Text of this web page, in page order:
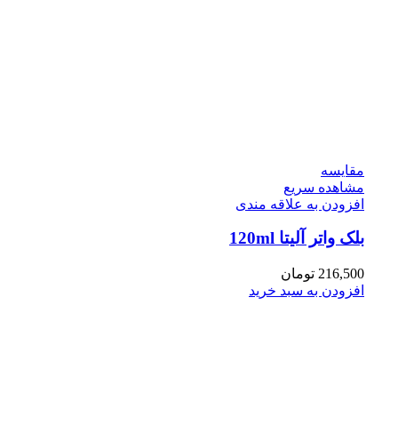
مقایسه
مشاهده سریع
افزودن به علاقه مندی
بلک واتر آلیتا 120ml
216,500 تومان
افزودن به سبد خرید